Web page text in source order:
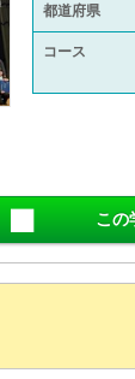
都道府県
コース
この